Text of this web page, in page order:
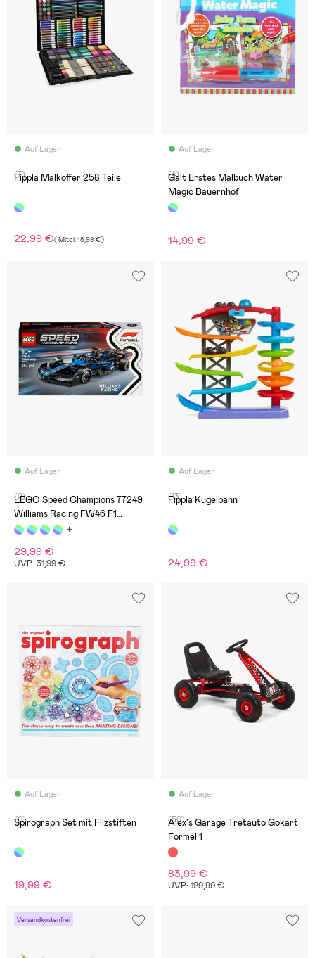
Auf Lager
(7)
Fippla Malkoffer 258 Teile
22,99 €(Mitgl.18,99 €)
Auf Lager
(4)
Galt Erstes Malbuch Water
Magic Bauernhof
14,99 €
Auf Lager
(2)
LEGO Speed Champions 77249
Williams Racing FW46 F1
Rennauto
29,99 €
UVP: 31,99 €
Auf Lager
(13)
Fippla Kugelbahn
24,99 €
Auf Lager
(0)
Spirograph Set mit Filzstiften
19,99 €
Auf Lager
(50)
Alex's Garage Tretauto Gokart
Formel 1
83,99 €
UVP: 129,99 €
Versandkostenfrei